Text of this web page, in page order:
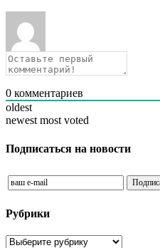
0 комментариев
oldest
newest most voted
Подписаться на новости
Рубрики
Рубрики